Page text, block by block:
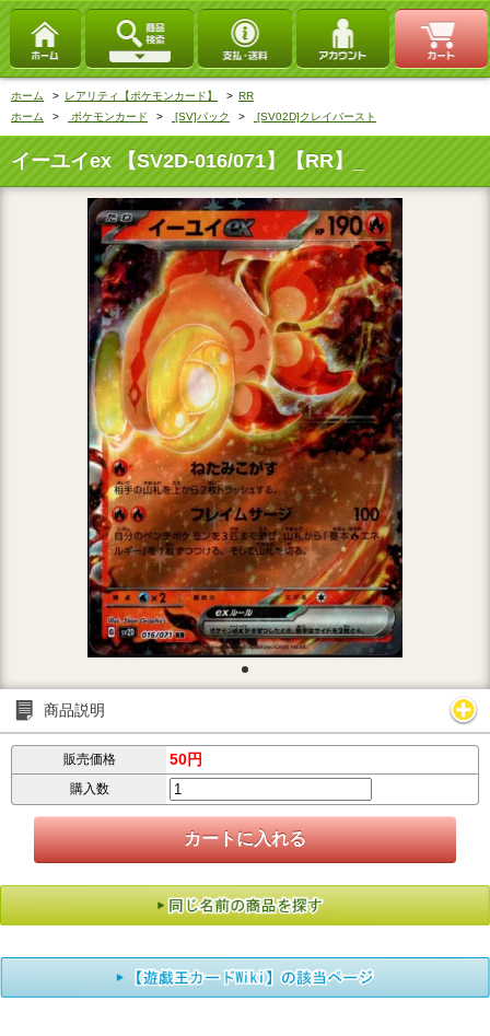
ホーム > レアリティ【ポケモンカード】 > RR
ホーム
> ポケモンカード > [SV]パック > [SV02D]クレイバースト
イーユイex 【SV2D-016/071】【RR】_
商品説明
販売価格 50円
購入数